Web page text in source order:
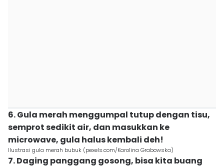
6. Gula merah menggumpal tutup dengan tisu,
semprot sedikit air, dan masukkan ke
microwave, gula halus kembali deh!
Ilustrasi gula merah bubuk (pexels.com/Karolina Grabowska)
7. Daging panggang gosong, bisa kita buang